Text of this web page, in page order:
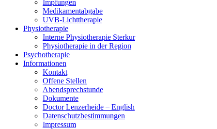
Impfungen
Medikamentabgabe
UVB-Lichttherapie
Physiotherapie
Interne Physiotherapie Sterkur
Physiotherapie in der Region
Psychotherapie
Informationen
Kontakt
Offene Stellen
Abendsprechstunde
Dokumente
Doctor Lenzerheide – English
Datenschutzbestimmungen
Impressum